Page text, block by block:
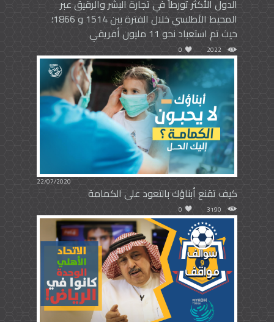
الدول الأكثر تورطاً في تجارة البشر والرقيق عبر
المحيط الأطلسي خلال الفترة بين 1514 و 1866؛
حيث تم استعباد نحو 11 مليون أفريقي
2022
0
22/07/2020
كيف تقنع أبناؤك بالتعود على الكمامة
3190
0